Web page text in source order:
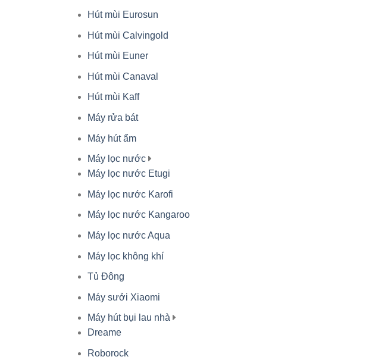
Hút mùi Eurosun
Hút mùi Calvingold
Hút mùi Euner
Hút mùi Canaval
Hút mùi Kaff
Máy rửa bát
Máy hút ẩm
Máy lọc nước
Máy lọc nước Etugi
Máy lọc nước Karofi
Máy lọc nước Kangaroo
Máy lọc nước Aqua
Máy lọc không khí
Tủ Đông
Máy sưởi Xiaomi
Máy hút bụi lau nhà
Dreame
Roborock